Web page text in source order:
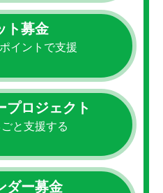
ト募金
イントで支援
プロジェクト
と支援する
ダー募金